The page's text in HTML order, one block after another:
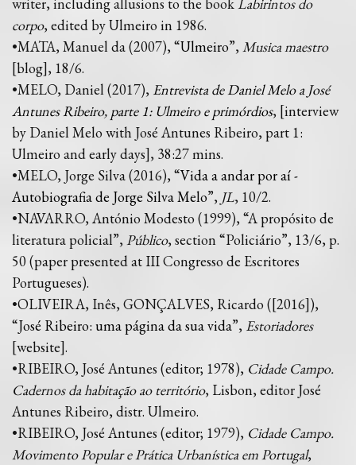
writer, including allusions to the bookLabirintos do
corpo, edited by Ulmeiro in 1986.
•MATA, Manuel da (2007), “Ulmeiro”, Musica maestro
[blog], 18/6.
•MELO, Daniel (2017), Entrevista de Daniel Melo a José
Antunes Ribeiro, parte 1: Ulmeiro e primórdios, [interview
by Daniel Melo with José Antunes Ribeiro, part 1:
Ulmeiro and early days], 38:27 mins.
•MELO, Jorge Silva (2016), “Vida a andar por aí -
Autobiografia de Jorge Silva Melo”, JL, 10/2.
•NAVARRO, António Modesto (1999), “A propósito de
literatura policial”, Público, section “Policiário”, 13/6, p.
50 (paper presented at III Congresso de Escritores
Portugueses).
•OLIVEIRA, Inês, GONÇALVES, Ricardo ([2016]),
“José Ribeiro: uma página da sua vida”, Estoriadores
[website].
•RIBEIRO, José Antunes (editor; 1978), Cidade Campo.
Cadernos da habitação ao território, Lisbon, editor José
Antunes Ribeiro, distr. Ulmeiro.
•RIBEIRO, José Antunes (editor; 1979), Cidade Campo.
Movimento Popular e Prática Urbanística em Portugal,